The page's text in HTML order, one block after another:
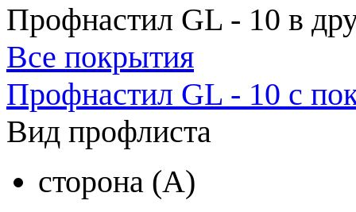
Профнастил GL - 10 в
Все покрытия
Профнастил GL - 10 с
Вид профлиста
сторона (A)